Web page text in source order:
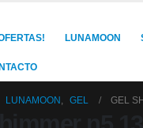
LUNAMOON
LUNAMOON , GEL GEL